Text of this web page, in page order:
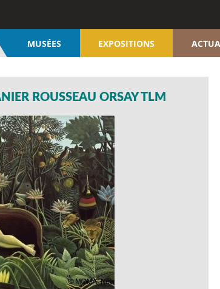
MUSÉES EXPOSITIONS
ROUSSEAU ORSAY TLM